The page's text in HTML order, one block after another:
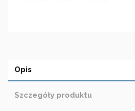
Opis
Szczegóły produktu